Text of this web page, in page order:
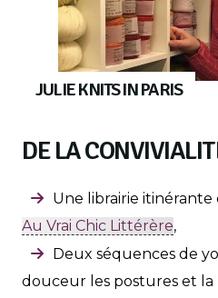
JULIE KNITS IN PARIS
DE LA
Une librairie
Au Vrai Chic Littérère,
Deux séquences de
douceur les postures et la